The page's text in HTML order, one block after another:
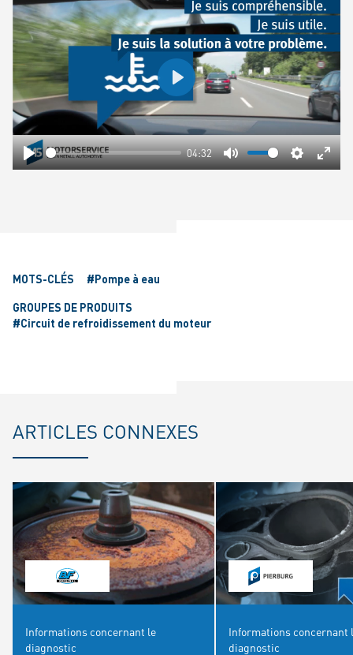
Play
04:32
Mute Settings
Play
MOTS-CLÉS
#Pompe à eau
GROUPES DE PRODUITS
#Circuit de refroidissement du moteur
ARTICLES CONNEXES
Informations concernant le
diagnostic
Informations concernant
diagnostic